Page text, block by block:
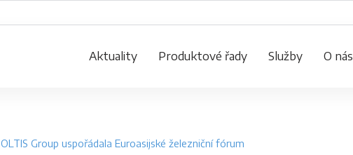
Aktuality Produktové řady Služby O nás
OLTIS Group uspořádala Euroasijské železniční fórum